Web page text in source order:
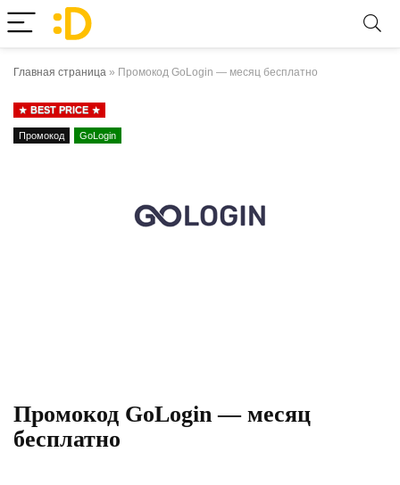
Главная страница » Промокод GoLogin — месяц бесплатно
BEST PRICE
Промокод GoLogin
Промокод GoLogin — месяц
бесплатно